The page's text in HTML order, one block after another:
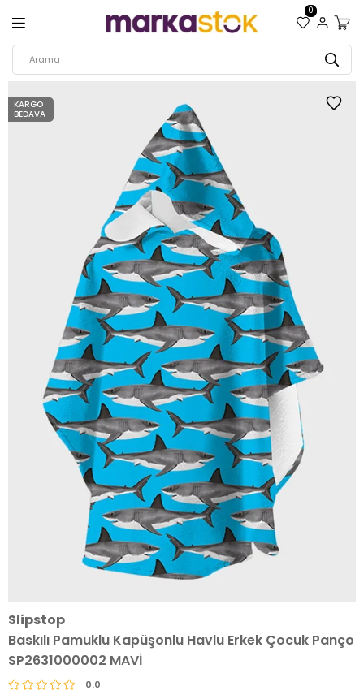
0
KARGO
BEDAVA
Slipstop
Baskılı Pamuklu Kapüşonlu Havlu Erkek Çocuk Panço
SP2631000002 MAVİ
0.0